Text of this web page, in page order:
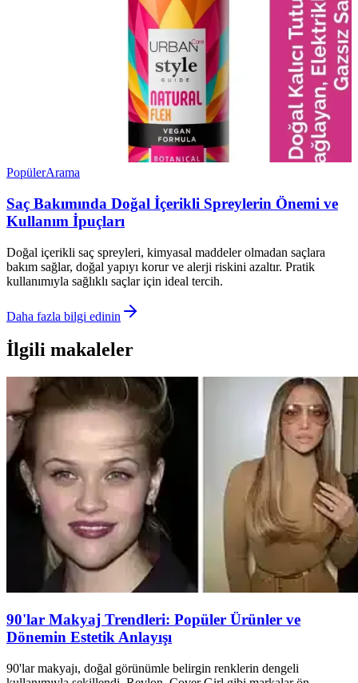
PopülerArama
Saç Bakımında Doğal İçerikli Spreylerin Önemi ve
Kullanım İpuçları
Doğal içerikli saç spreyleri, kimyasal maddeler olmadan saçlara
bakım sağlar, doğal yapıyı korur ve alerji riskini azaltır. Pratik
kullanımıyla sağlıklı saçlar için ideal tercih.
Daha fazla bilgi edinin
İlgili makaleler
90'lar Makyaj Trendleri: Popüler Ürünler ve
Dönemin Estetik Anlayışı
90'lar makyajı, doğal görünümle belirgin renklerin dengeli